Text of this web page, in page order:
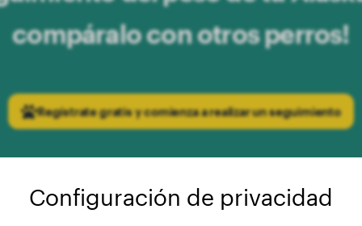
compáralo con otros perros!
Regístrate gratis y comienza a realizar un seguimiento
Configuración de privacidad